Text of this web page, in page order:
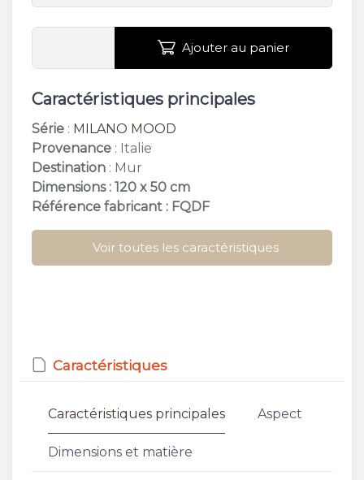
Ajouter au panier
Caractéristiques principales
Série : MILANO MOOD
Provenance : Italie
Destination : Mur
Dimensions : 120 x 50 cm
Référence fabricant : FQDF
Voir toutes les caractéristiques
Caractéristiques
Caractéristiques principales Aspect
Dimensions et matière